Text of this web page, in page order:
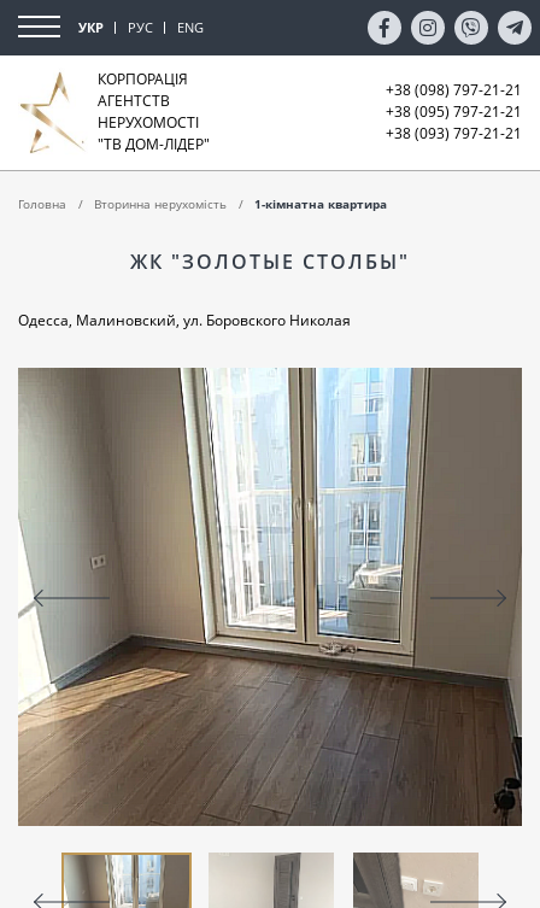
УКР РУС ENG
КОРПОРАЦІЯ
АГЕНТСТВ
НЕРУХОМОСТІ
"ТВ ДОМ-ЛІДЕР"
+38 (098) 797-21-21
+38 (095) 797-21-21
+38 (093) 797-21-21
Головна Вторинна нерухомість 1-кімнатна квартира
ЖК "ЗОЛОТЫЕ СТОЛБЫ"
Одесса, Малиновский, ул. Боровского Николая